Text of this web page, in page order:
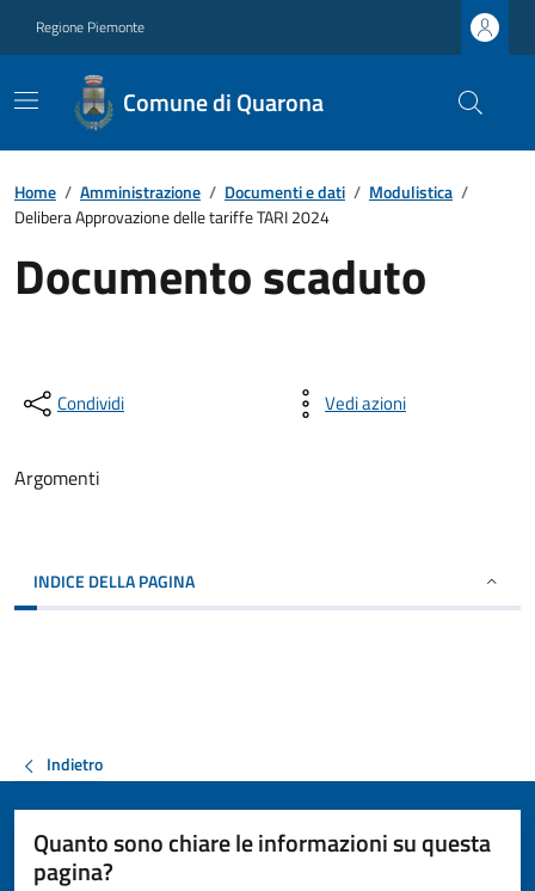
Regione Piemonte
Comune di Quarona
Home / Amministrazione / Documenti e dati / Modulistica /
Delibera Approvazione delle tariffe TARI 2024
Documento scaduto
Condividi Vedi azioni
Argomenti
INDICE DELLA PAGINA
Indietro
Quanto sono chiare le informazioni su questa
pagina?